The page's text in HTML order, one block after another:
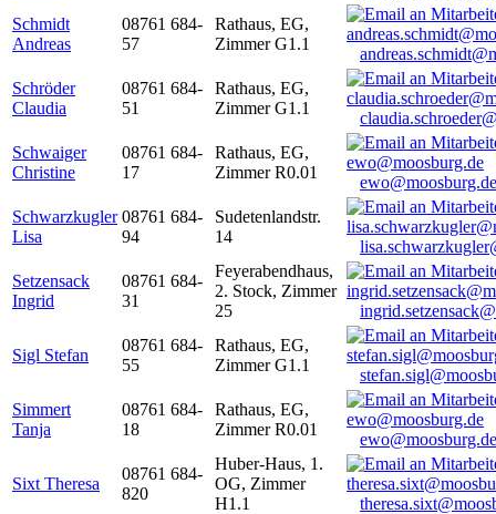
Schmidt
Andreas
08761 684-
57
Rathaus, EG,
Zimmer G1.1
Schröder
Claudia
08761 684-
51
Rathaus, EG,
Zimmer G1.1
Schwaiger
Christine
08761 684-
17
Rathaus, EG,
Zimmer R0.01
ewo@moosburg.de
Schwarzkugler
Lisa
08761 684-
94
Sudetenlandstr.
14
Setzensack
Ingrid
08761 684-
31
Feyerabendhaus,
2. Stock, Zimmer
25
Sigl Stefan
08761 684-
55
Rathaus, EG,
Zimmer G1.1
Simmert
Tanja
08761 684-
18
Rathaus, EG,
Zimmer R0.01
ewo@moosburg.de
Sixt Theresa
08761 684-
820
Huber-Haus, 1.
OG, Zimmer
H1.1